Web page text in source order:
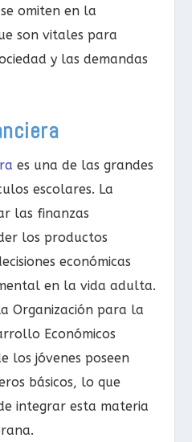
omiten en la
son vitales para
y las demandas
es una de las grandes
escolares. La
las finanzas
los productos
económicas
en la vida adulta.
Organización para la
Económicos
los jóvenes poseen
básicos, lo que
integrar esta materia